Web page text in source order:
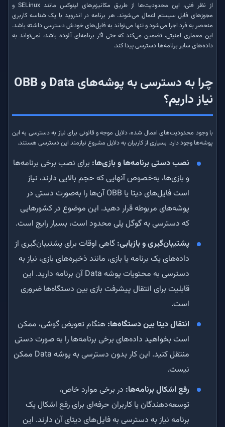
از نظر فنی، این محدودیت‌ها از طریق مکانیزم‌های لینوکس مانند SELinux و
مجوزهای فایل سیستم اعمال می‌شوند. هر برنامه در اندروید با یک شناسه کاربری
منحصر به فرد اجرا می‌شود و تنها می‌تواند به فایل‌های خودش دسترسی داشته باشد.
این معماری امنیتی، تضمین می‌کند که حتی اگر برنامه‌ای آلوده باشد، نمی‌تواند به
داده‌های سایر برنامه‌ها دسترسی پیدا کند.
چرا به دسترسی به پوشه‌های Data و OBB
نیاز داریم؟
با وجود محدودیت‌های اعمال شده، دلایل موجه و قانونی برای نیاز به دسترسی به این
پوشه‌ها وجود دارد. بسیاری از کاربران به دلایل مشروع نیازمند این دسترسی هستند.
نصب دستی برنامه‌ها و بازی‌ها: برای نصب برخی برنامه‌ها
و بازی‌ها، به‌خصوص آنهایی که حجم بالایی دارند، نیاز
است فایل‌های دیتا یا OBB آن‌ها را به‌صورت دستی در
پوشه‌های مربوطه قرار دهید. این موضوع در کشورهایی
که دسترسی به گوگل پلی محدود است، بسیار رایج است.
پشتیبان‌گیری و بازیابی: گاهی اوقات برای پشتیبان‌گیری از
داده‌های یک برنامه یا بازی، مانند ذخیره‌های بازی، نیاز به
دسترسی به محتویات پوشه Data آن برنامه دارید. این
قابلیت برای انتقال پیشرفت بازی بین دستگاه‌ها ضروری
است.
انتقال دیتا بین دستگاه‌ها: هنگام تعویض گوشی، ممکن
است بخواهید داده‌های برخی برنامه‌ها را به صورت دستی
منتقل کنید. این کار بدون دسترسی به پوشه Data ممکن
نیست.
رفع اشکال برنامه‌ها: در برخی موارد خاص،
توسعه‌دهندگان یا کاربران حرفه‌ای برای رفع اشکال یک
برنامه نیاز به دسترسی به فایل‌های دیتای آن دارند. این